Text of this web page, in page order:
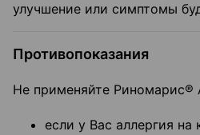
улучшение или симптомы
Противопоказания
Не применяйте Риномарис®
если у Вас аллергия на